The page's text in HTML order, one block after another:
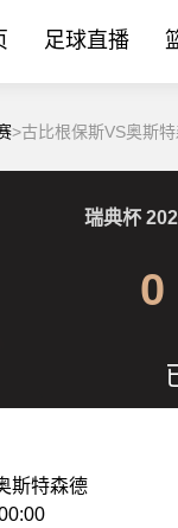
足球直播
>古比根保斯VS奥斯
瑞典杯
0
斯特森德